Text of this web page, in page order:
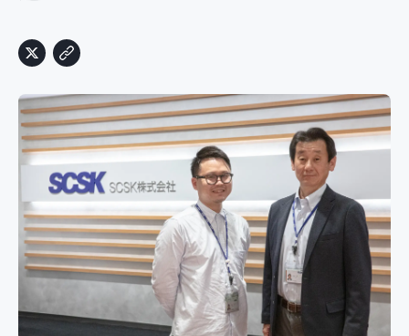
新規開発サービス
パッケージ開発
導入事例
イベント・セミナー
ニュース
Contact